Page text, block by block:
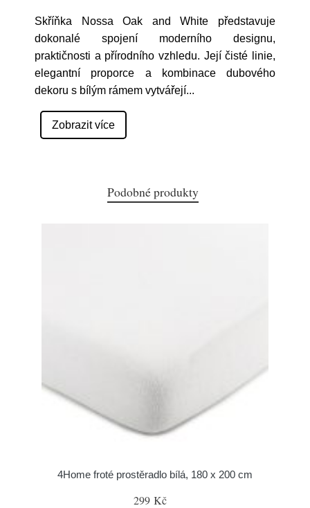
Skříňka Nossa Oak and White představuje
dokonalé spojení moderního designu,
praktičnosti a přírodního vzhledu. Její čisté linie,
elegantní proporce a kombinace dubového
dekoru s bílým rámem vytvářejí...
Zobrazit více
Podobné produkty
4Home froté prostěradlo bílá, 180 x 200 cm
299 Kč